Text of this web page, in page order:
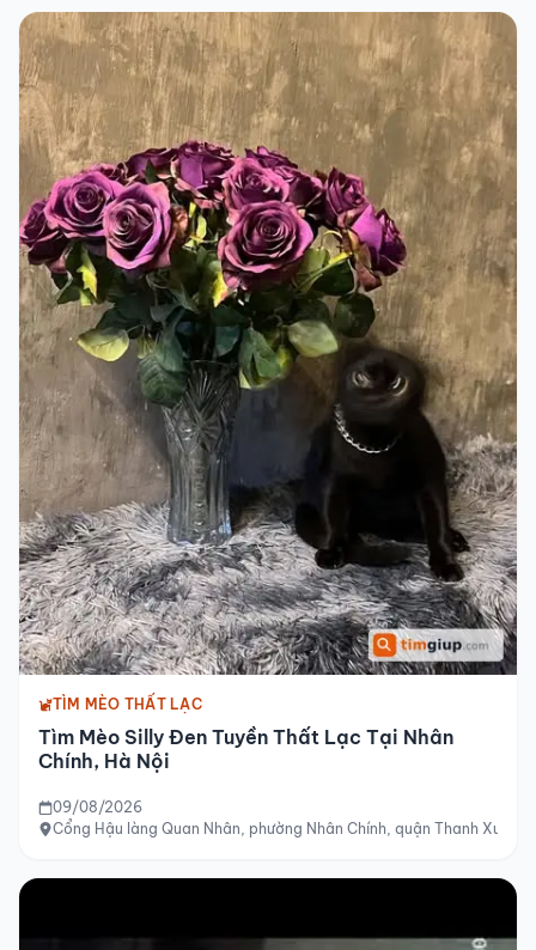
TÌM MÈO THẤT LẠC
Tìm Mèo Silly Đen Tuyền Thất Lạc Tại Nhân
Chính, Hà Nội
09/08/2026
Cổng Hậu làng Quan Nhân, phường Nhân Chính, quận Thanh Xuân,